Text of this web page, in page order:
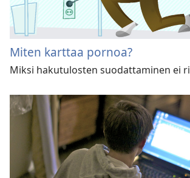
Miten karttaa pornoa?
Miksi hakutulosten suodattaminen ei